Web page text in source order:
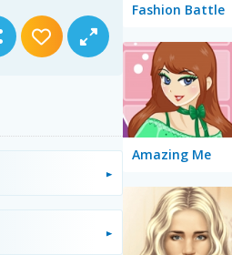
Fashion Battle
Amazing Me